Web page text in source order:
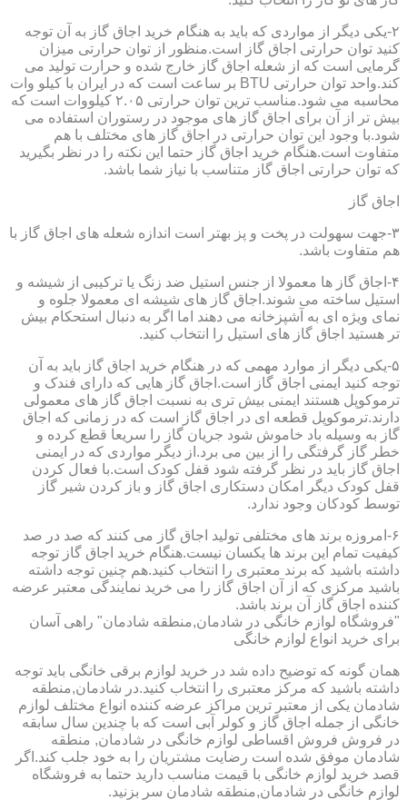
۲-یکی دیگر از مواردی که باید به هنگام خرید اجاق گاز به آن توجه
کنید توان حرارتی اجاق گاز است.منظور از توان حرارتی میزان
گرمایی است که از شعله اجاق گاز خارج شده و حرارت تولید می
کند.واحد توان حرارتی BTU بر ساعت است که در ایران با کیلو وات
محاسبه می شود.مناسب ترین توان حرارتی ۲.۰۵ کیلووات است که
بیش تر از آن برای اجاق گاز های موجود در رستوران استفاده می
شود.با وجود این توان حرارتی در اجاق گاز های مختلف با هم
متفاوت است.هنگام خرید اجاق گاز حتما این نکته را در نظر بگیرید
که توان حرارتی اجاق گاز متناسب با نیاز شما باشد.
اجاق گاز
۳-جهت سهولت در پخت و پز بهتر است اندازه شعله های اجاق گاز با
هم متفاوت باشد.
۴-اجاق گاز ها معمولا از جنس استیل ضد زنگ یا ترکیبی از شیشه و
استیل ساخته می شوند.اجاق گاز های شیشه ای معمولا جلوه و
نمای ویژه ای به آشپزخانه می دهند اما اگر به دنبال استحکام بیش
تر هستید اجاق گاز های استیل را انتخاب کنید.
۵-یکی دیگر از موارد مهمی که در هنگام خرید اجاق گاز باید به آن
توجه کنید ایمنی اجاق گاز است.اجاق گاز هایی که دارای فندک و
ترموکوپل هستند ایمنی بیش تری به نسبت اجاق گاز های معمولی
دارند.ترموکوپل قطعه ای در اجاق گاز است که در زمانی که اجاق
گاز به وسیله باد خاموش شود جریان گاز را سریعا قطع کرده و
خطر گاز گرفتگی را از بین می برد.از دیگر مواردی که در ایمنی
اجاق گاز باید در نظر گرفته شود قفل کودک است.با فعال کردن
قفل کودک دیگر امکان دستکاری اجاق گاز و باز کردن شیر گاز
توسط کودکان وجود ندارد.
۶-امروزه برند های مختلفی تولید اجاق گاز می کنند که صد در صد
کیفیت تمام این برند ها یکسان نیست.هنگام خرید اجاق گاز توجه
داشته باشید که برند معتبری را انتخاب کنید.هم چنین توجه داشته
باشید مرکزی که از آن اجاق گاز را می خرید نمایندگی معتبر عرضه
کننده اجاق گاز آن برند باشد.
"فروشگاه لوازم خانگی در شادمان,منطقه شادمان" راهی آسان
برای خرید انواع لوازم خانگی
همان گونه که توضیح داده شد در خرید لوازم برقی خانگی باید توجه
داشته باشید که مرکز معتبری را انتخاب کنید.در شادمان,منطقه
شادمان یکی از معتبر ترین مراکز عرضه کننده انواع مختلف لوازم
خانگی از جمله اجاق گاز و کولر آبی است که با چندین سال سابقه
در فروش فروش اقساطی لوازم خانگی در شادمان, منطقه
شادمان موفق شده است رضایت مشتریان را به خود جلب کند.اگر
قصد خرید لوازم خانگی با قیمت مناسب دارید حتما به فروشگاه
لوازم خانگی در شادمان,منطقه شادمان سر بزنید.